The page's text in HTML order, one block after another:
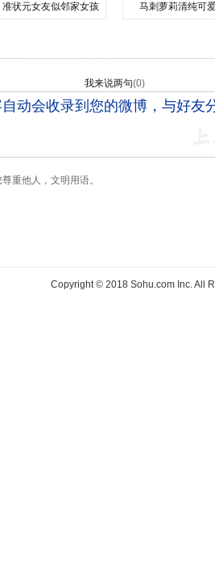
准状元女友似邻家女孩 马刺萝莉清纯可
我来说两句(0)
重他人，文明用语。
Copyright © 2018 Sohu.com Inc. All